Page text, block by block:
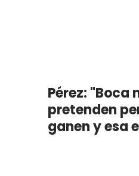
Pérez: "Boca
pretenden
ganen y esa